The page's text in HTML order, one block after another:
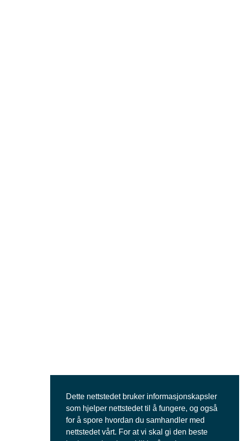
Dette nettstedet bruker informasjonskapsler
som hjelper nettstedet til å fungere, og også
for å spore hvordan du samhandler med
nettstedet vårt. For at vi skal gi den beste